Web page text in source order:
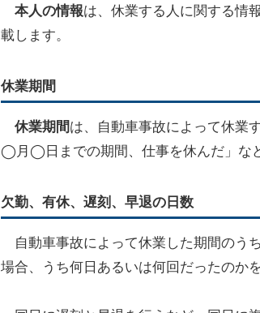
本人の情報は、休業する人に関する情
載します。
休業期間
休業期間は、自動車事故によって
◯月◯日までの期間、仕事を休んだ」な
欠勤、有休、遅刻、早退の日数
自動車事故によって休業した期間のうち
場合、うち何日あるいは何回だったのか